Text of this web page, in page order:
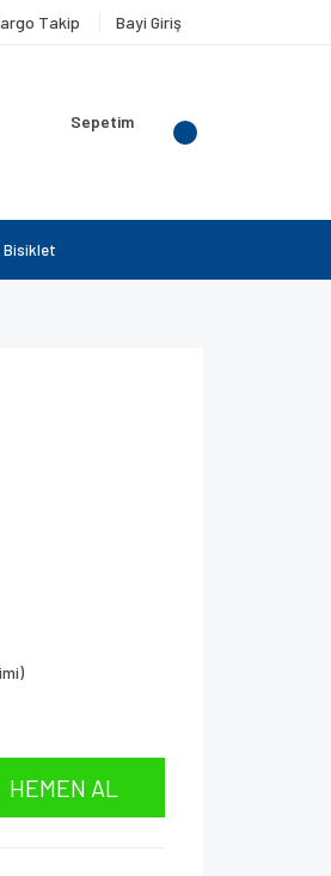
Takip Bayi Giriş
Sepetim
Bisiklet
HEMEN AL